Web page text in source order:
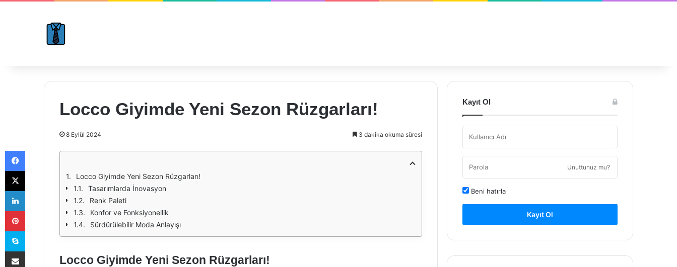
Locco Giyimde Yeni Sezon Rüzgarları!
8 Eylül 2024 3 dakika okuma süresi
Locco Giyimde Yeni Sezon Rüzgarları!
Tasarımlarda İnovasyon
Renk Paleti
Konfor ve Fonksiyonellik
Sürdürülebilir Moda Anlayışı
Locco Giyimde Yeni Sezon Rüzgarları!
Kayıt Ol
Unuttunuz mu?
Beni hatırla
Kayıt Ol
Facebook
X
LinkedIn
Pinterest
Skype
E-Posta ile paylaş